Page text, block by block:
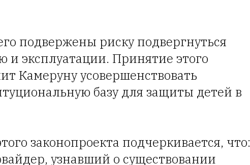
подвержены риску подвергнуться
и эксплуатации. Принятие этого
Камеруну усовершенствовать
базу для защиты детей в
законопроекта подчеркивается, что:
узнавший о существовании